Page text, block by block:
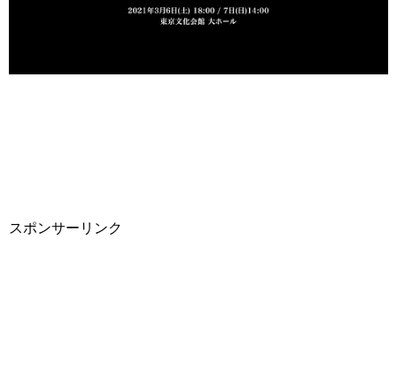
スポンサーリンク